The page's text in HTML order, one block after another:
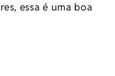
essa é uma boa